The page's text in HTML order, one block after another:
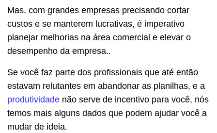
Mas, com grandes empresas precisando cortar
custos e se manterem lucrativas, é imperativo
planejar melhorias na área comercial e elevar o
desempenho da empresa..
Se você faz parte dos profissionais que até então
estavam relutantes em abandonar as planilhas, e a
produtividade não serve de incentivo para você, nós
temos mais alguns dados que podem ajudar você a
mudar de ideia.